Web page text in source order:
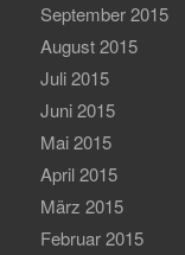
September 2015
August 2015
Juli 2015
Juni 2015
Mai 2015
April 2015
März 2015
Februar 2015